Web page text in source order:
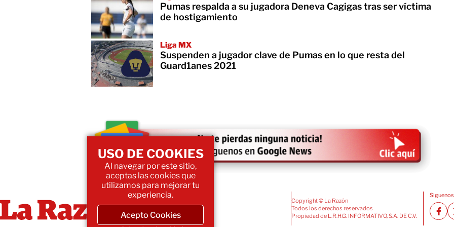
Pumas respalda a su jugadora Deneva Cagigas tras ser víctima
de hostigamiento
Liga MX
Suspenden a jugador clave de Pumas en lo que resta del
Guard1anes 2021
Copyright © La Razón
Todos los derechos reservados
Propiedad de L.R.H.G. INFORMATIVO, S.A. DE C.V.
USO DE COOKIES
Al navegar por este sitio,
aceptas las cookies que
utilizamos para mejorar tu
experiencia.
Acepto Cookies